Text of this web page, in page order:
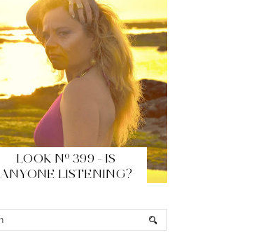
LOOK Nº 399 - IS
ANYONE LISTENING?